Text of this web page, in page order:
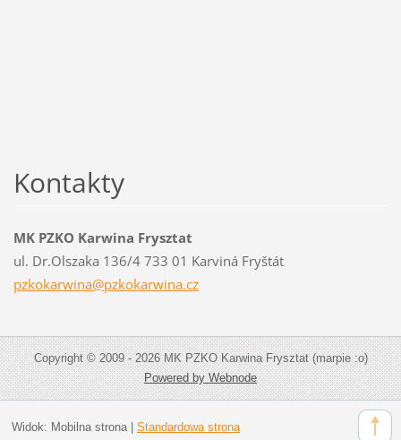
Kontakty
MK PZKO Karwina Frysztat
ul. Dr.Olszaka 136/4 733 01 Karviná Fryštát
pzkokarwina@pzkokarwina.cz
Copyright © 2009 - 2026 MK PZKO Karwina Frysztat (marpie :o)
Powered by Webnode
Widok: Mobilna strona| Standardowa strona